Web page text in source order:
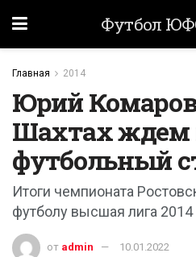
Футбол
Главная 2014
Юрий
Шахтах ждем
футбольный
Итоги чемпионата
футболу высшая лига 2014
от admin 10.01.2022